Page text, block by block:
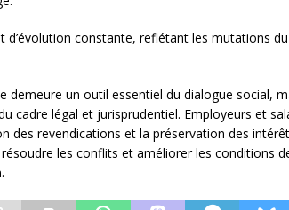
d’évolution constante, reflétant les mutations
demeure un outil essentiel du dialogue social,
cadre légal et jurisprudentiel. Employeurs et
des revendications et la préservation des
les conflits et améliorer les conditions